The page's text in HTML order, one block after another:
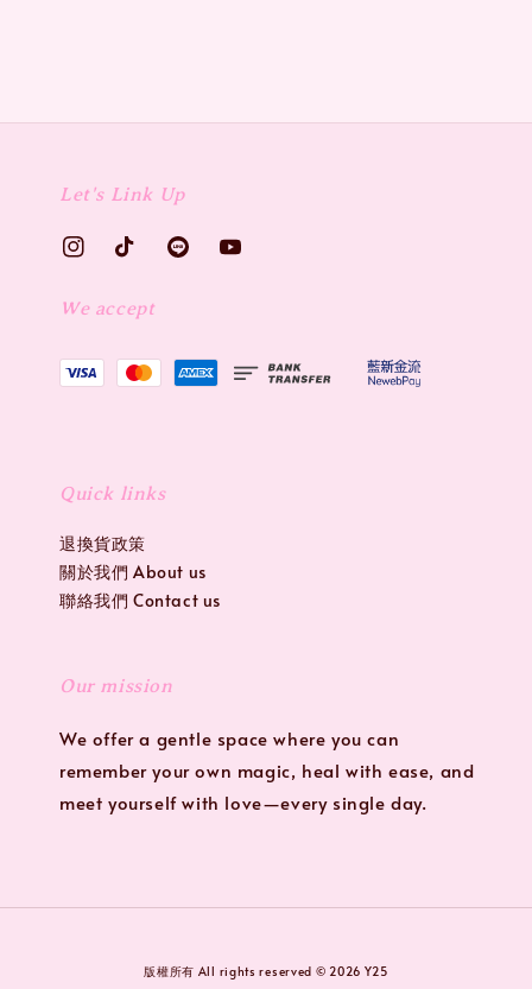
Let's Link Up
We accept
Quick links
退換貨政策
關於我們 About us
聯絡我們 Contact us
Our mission
We offer a gentle space where you can
remember your own magic, heal with ease, and
meet yourself with love—every single day.
版權所有 All rights reserved © 2026 Y25